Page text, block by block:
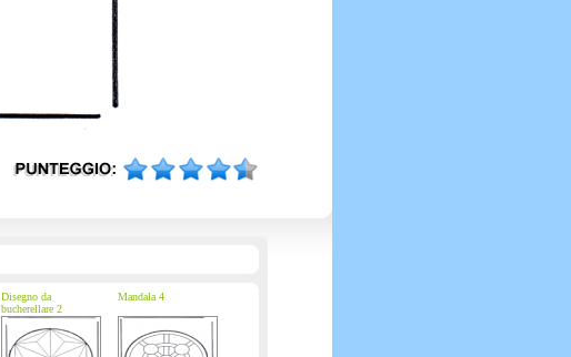
Disegno da
bucherellare 2
Mandala 4